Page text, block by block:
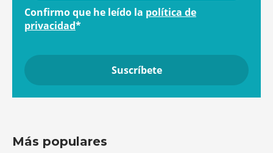
Confirmo que he leído la política de
privacidad*
Más populares